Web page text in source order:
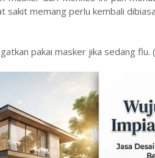
sakit memang perlu kembali
pakai masker jika sedang